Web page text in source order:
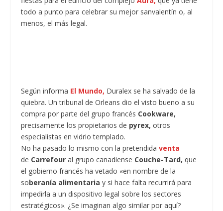
todo a punto para celebrar su mejor sanvalentín o, al
menos, el más legal.
Según informa El Mundo, Duralex se ha salvado de la
quiebra. Un tribunal de Orleans dio el visto bueno a su
compra por parte del grupo francés Cookware,
precisamente los propietarios de pyrex,otros
especialistas en vidrio templado.
No ha pasado lo mismo con la pretendidaventa
de Carrefoural grupo canadiense Couche-Tard, que
el gobierno francés ha vetado «en nombre de la
soberanía alimentaria y si hace falta recurrirá para
impedirla a un dispositivo legal sobre los sectores
estratégicos». ¿Se imaginan algo similar por aquí?